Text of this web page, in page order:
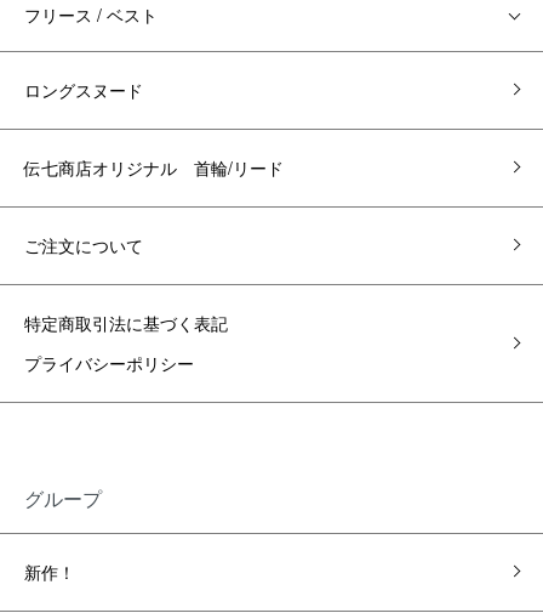
フリース / ベスト
ロングスヌード
伝七商店オリジナル 首輪/リード
ご注文について
特定商取引法に基づく表記
プライバシーポリシー
グループ
新作！